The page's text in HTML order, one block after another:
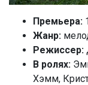
Премьера:
Жанр:
Режиссер:
В ролях:
Хэмм,